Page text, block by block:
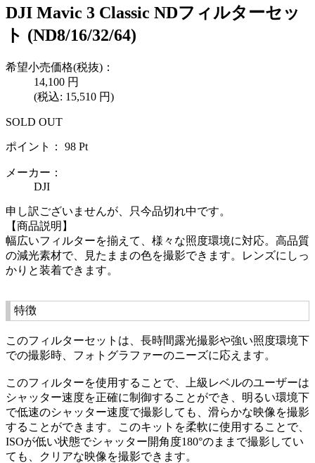
DJI Mavic 3 Classic NDフィルターセッ
ト (ND8/16/32/64)
希望小売価格(税抜)：
14,100 円
(税込: 15,510 円)
SOLD OUT
ポイント： 98 Pt
メーカー：
DJI
申し訳ございませんが、只今品切れ中です。
【商品説明】
幅広いフィルターを揃えて、様々な照度環境に対応。高品質
の減光素材で、見たままの色を撮影できます。レンズにしっ
かりと装着できます。
特徴
このフィルターセットは、長時間露光撮影や強い照度環境下
での撮影時、フォトグラファーのニーズに応えます。
このフィルターを使用することで、上級レベルのユーザーは
シャッター速度を正確に制御することができ、明るい環境下
で低速のシャッター速度で撮影しても、滑らかな映像を撮影
することができます。このキットを柔軟に使用することで、
ISOが低い状態でシャッター開角度180°のままで撮影してい
ても、クリアな映像を撮影できます。